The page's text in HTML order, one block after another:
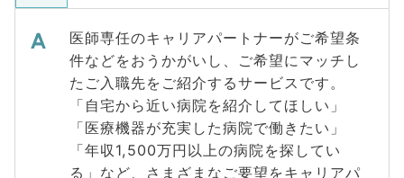
医師専任のキャリアパートナーがご希望条
件などをおうかがいし、ご希望にマッチし
たご入職先をご紹介するサービスです。
「自宅から近い病院を紹介してほしい」
「医療機器が充実した病院で働きたい」
「年収1,500万円以上の病院を探してい
る」など、さまざまなご要望をキャリアパ